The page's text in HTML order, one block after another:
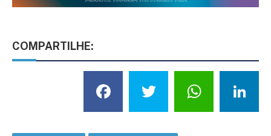
COMPARTILHE:
Facebook
Twitter